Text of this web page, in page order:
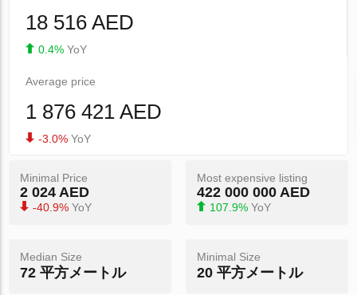
18 516 AED
0.4% YoY
Average price
1 876 421 AED
-3.0% YoY
Minimal Price
2 024 AED
-40.9% YoY
Most expensive listing
422 000 000 AED
107.9% YoY
Median Size
72 平方メートル
Minimal Size
20 平方メートル